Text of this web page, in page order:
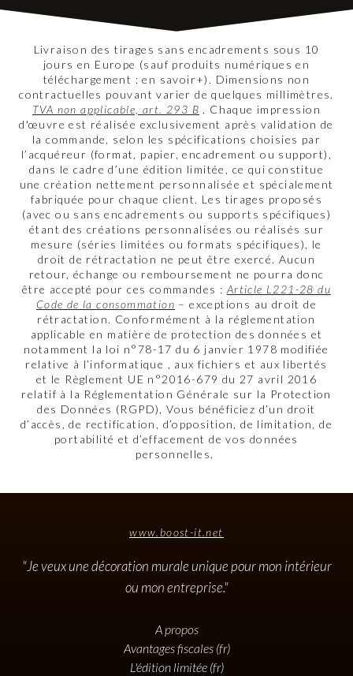
Livraison des tirages sans encadrements sous 10
jours en Europe (sauf produits numériques en
téléchargement : en savoir+). Dimensions non
contractuelles pouvant varier de quelques millimètres.
TVA non applicable, art. 293 B . Chaque impression
d'œuvre est réalisée exclusivement après validation de
la commande, selon les spécifications choisies par
l’acquéreur (format, papier, encadrement ou support),
dans le cadre d’une édition limitée, ce qui constitue
une création nettement personnalisée et spécialement
fabriquée pour chaque client. Les tirages proposés
(avec ou sans encadrements ou supports spécifiques)
étant des créations personnalisées ou réalisés sur
mesure (séries limitées ou formats spécifiques), le
droit de rétractation ne peut être exercé. Aucun
retour, échange ou remboursement ne pourra donc
être accepté pour ces commandes : Article L221-28 du
Code de la consommation – exceptions au droit de
rétractation. Conformément à la réglementation
applicable en matière de protection des données et
notamment la loi n°78-17 du 6 janvier 1978 modifiée
relative à l’informatique , aux fichiers et aux libertés
et le Règlement UE n°2016-679 du 27 avril 2016
relatif à la Réglementation Générale sur la Protection
des Données (RGPD), Vous bénéficiez d’un droit
d’accès, de rectification, d’opposition, de limitation, de
portabilité et d’effacement de vos données
personnelles.
www.boost-it.net
"Je veux une décoration murale unique pour mon intérieur
ou mon entreprise."
A propos
Avantages fiscales (fr)
L'édition limitée (fr)